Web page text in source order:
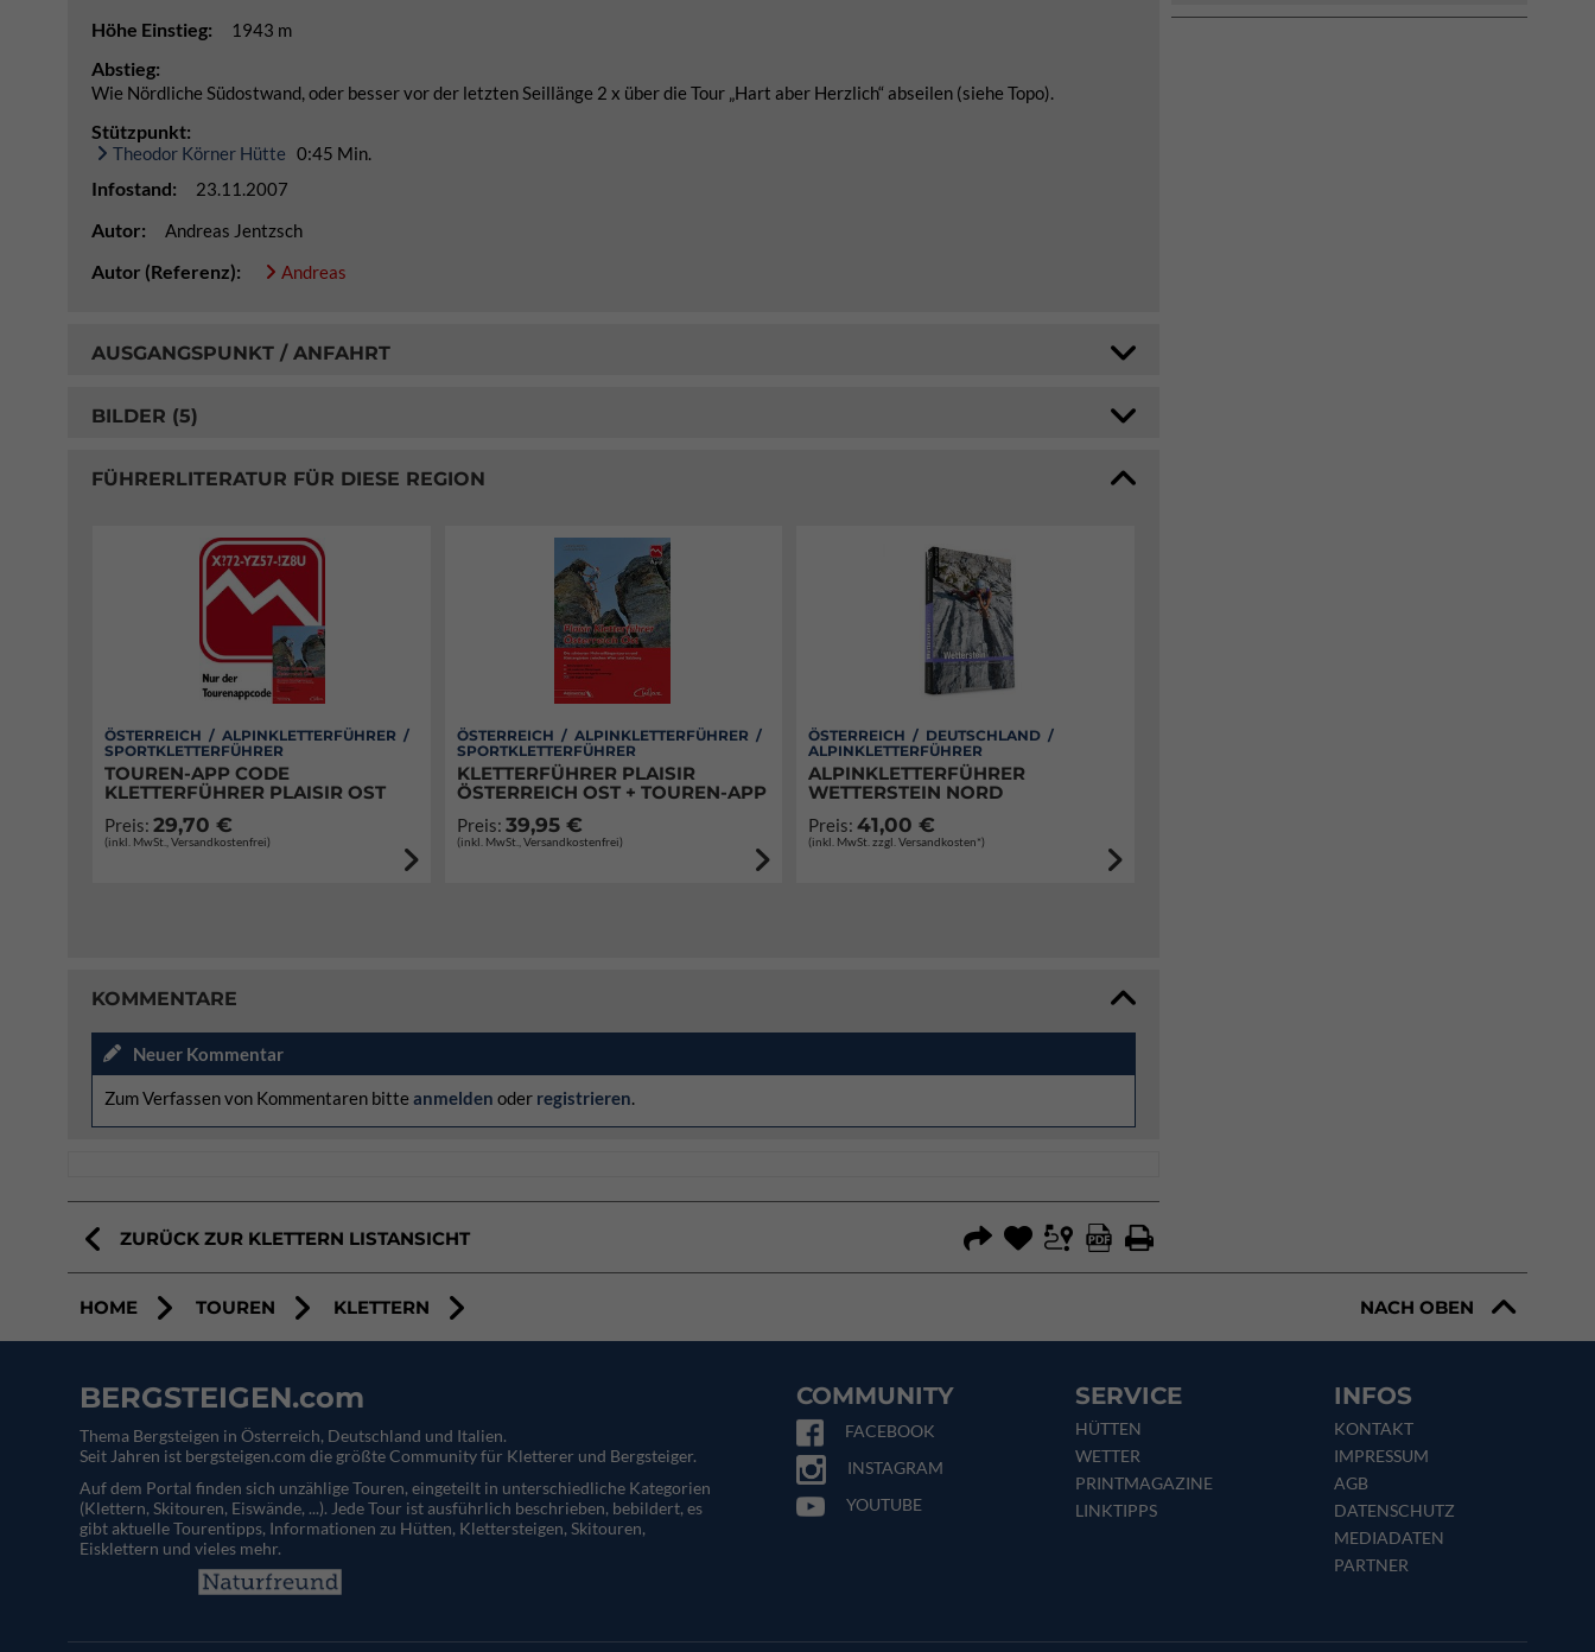
Höhe Einstieg: 1943 m
Abstieg:
Wie Nördliche Südostwand, oder besser vor der letzten Seillänge 2 x über die Tour „Hart aber Herzlich“ abseilen (siehe Topo).
Stützpunkt:
Theodor Körner Hütte 0:45 Min.
Infostand: 23.11.2007
Autor: Andreas Jentzsch
Autor (Referenz): Andreas
AUSGANGSPUNKT / ANFAHRT
BILDER (5)
FÜHRERLITERATUR FÜR DIESE REGION
ÖSTERREICH / ALPINKLETTERFÜHRER /
SPORTKLETTERFÜHRER
TOUREN-APP CODE
KLETTERFÜHRER PLAISIR OST
Preis: 29,70 €
(inkl. MwSt., Versandkostenfrei)
ÖSTERREICH / ALPINKLETTERFÜHRER /
SPORTKLETTERFÜHRER
KLETTERFÜHRER PLAISIR
ÖSTERREICH OST + TOUREN-APP
Preis: 39,95 €
(inkl. MwSt., Versandkostenfrei)
ÖSTERREICH / DEUTSCHLAND /
ALPINKLETTERFÜHRER
ALPINKLETTERFÜHRER
WETTERSTEIN NORD
Preis:41,00 €
(inkl. MwSt. zzgl. Versandkosten*)
KOMMENTARE
Neuer Kommentar
Zum Verfassen von Kommentaren bitte anmelden oder registrieren.
ZURÜCK ZUR KLETTERN LISTANSICHT
HOME TOUREN KLETTERN NACH OBEN
BERGSTEIGEN.com
Thema Bergsteigen in Österreich, Deutschland und Italien.
Seit Jahren ist bergsteigen.com die größte Community für Kletterer und Bergsteiger.
Auf dem Portal finden sich unzählige Touren, eingeteilt in unterschiedliche Kategorien
(Klettern, Skitouren, Eiswände, ...). Jede Tour ist ausführlich beschrieben, bebildert, es
gibt aktuelle Tourentipps, Informationen zu Hütten, Klettersteigen, Skitouren,
Eisklettern und vieles mehr.
COMMUNITY
FACEBOOK
INSTAGRAM
YOUTUBE
SERVICE
HÜTTEN
WETTER
PRINTMAGAZINE
LINKTIPPS
INFOS
KONTAKT
IMPRESSUM
AGB
DATENSCHUTZ
MEDIADATEN
PARTNER